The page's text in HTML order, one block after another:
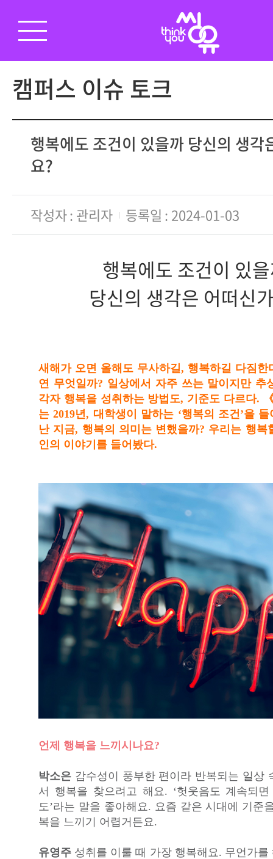
캠퍼스 이슈 토크
행복에도 조건이 있을까 당신의 생각
요?
작성자 관리자 등록일 2024-01-03
행복에도 조건이 있
당신의 생각은 어떠신
새해가 오면 올해도 무사하길, 행복하길 다짐한
연 무엇일까? 일상에서 자주 쓰는 말이지만 추
각자 행복을 성취하는 방법도, 기준도 다르다.
는 2019년, 대학생이 말하는 ‘행복의 조건’을
난 지금, 행복의 의미는 변했을까? 우리는 행복
인의 이야기를 들어봤다.
언제 행복을 느끼시나요?
박소은 감수성이 풍부한 편이라 반복되는 일상
서 행복을 찾으려고 해요. ‘헛웃음도 계속되
도’라는 말을 좋아해요. 요즘 같은 시대에 기준
복을 느끼기 어렵거든요.
유영주 성취를 이룰 때 가장 행복해요. 무언가를